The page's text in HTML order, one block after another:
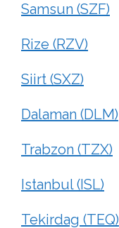
Samsun (SZF)
Rize (RZV)
Siirt (SXZ)
Dalaman (DLM)
Trabzon (TZX)
Istanbul (ISL)
Tekirdag (TEQ)